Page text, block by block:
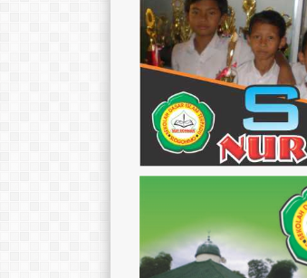
Temanggung, 29 April 1991
Islam
GTY
Guru Kelas